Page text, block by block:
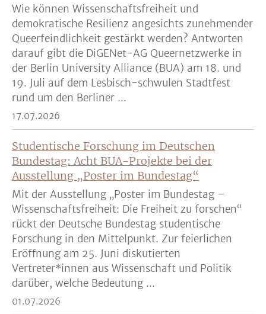
Wie können Wissenschaftsfreiheit und
demokratische Resilienz angesichts zunehmender
Queerfeindlichkeit gestärkt werden? Antworten
darauf gibt die DiGENet-AG Queernetzwerke in
der Berlin University Alliance (BUA) am 18. und
19. Juli auf dem Lesbisch-schwulen Stadtfest
rund um den Berliner ...
17.07.2026
Studentische Forschung im Deutschen
Bundestag: Acht BUA-Projekte bei der
Ausstellung „Poster im Bundestag“
Mit der Ausstellung „Poster im Bundestag –
Wissenschaftsfreiheit: Die Freiheit zu forschen“
rückt der Deutsche Bundestag studentische
Forschung in den Mittelpunkt. Zur feierlichen
Eröffnung am 25. Juni diskutierten
Vertreter*innen aus Wissenschaft und Politik
darüber, welche Bedeutung ...
01.07.2026